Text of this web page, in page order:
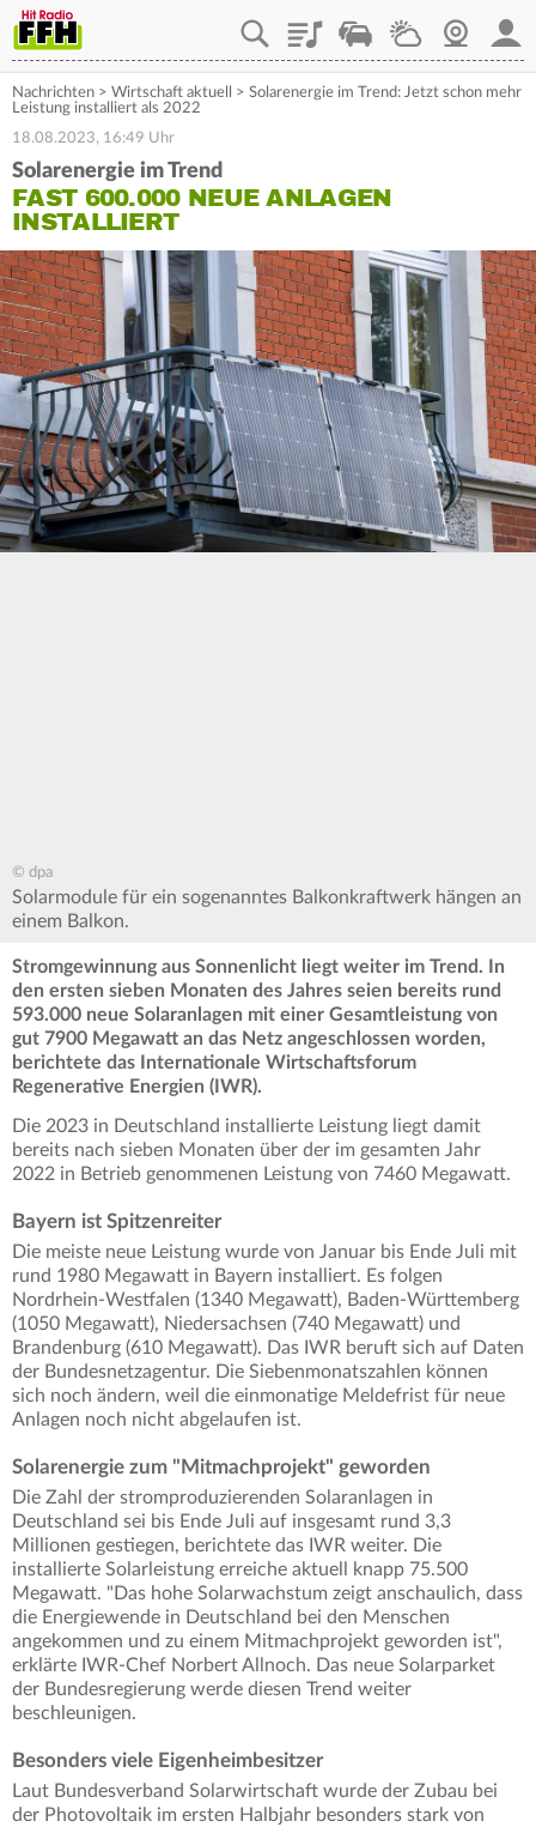
PlaylistStaupilotWetterWebcam
Nachrichten > Wirtschaft aktuell > Solarenergie im Trend: Jetzt schon mehr
Leistung installiert als 2022
18.08.2023, 16:49 Uhr
Solarenergie im Trend
FAST 600.000 NEUE ANLAGEN
INSTALLIERT
© dpa
Solarmodule für ein sogenanntes Balkonkraftwerk hängen an
einem Balkon.
Stromgewinnung aus Sonnenlicht liegt weiter im Trend. In
den ersten sieben Monaten des Jahres seien bereits rund
593.000 neue Solaranlagen mit einer Gesamtleistung von
gut 7900 Megawatt an das Netz angeschlossen worden,
berichtete das Internationale Wirtschaftsforum
Regenerative Energien (IWR).
Die 2023 in Deutschland installierte Leistung liegt damit
bereits nach sieben Monaten über der im gesamten Jahr
2022 in Betrieb genommenen Leistung von 7460 Megawatt.
Bayern ist Spitzenreiter
Die meiste neue Leistung wurde von Januar bis Ende Juli mit
rund 1980 Megawatt in Bayern installiert. Es folgen
Nordrhein-Westfalen (1340 Megawatt), Baden-Württemberg
(1050 Megawatt), Niedersachsen (740 Megawatt) und
Brandenburg (610 Megawatt). Das IWR beruft sich auf Daten
der Bundesnetzagentur. Die Siebenmonatszahlen können
sich noch ändern, weil die einmonatige Meldefrist für neue
Anlagen noch nicht abgelaufen ist.
Solarenergie zum "Mitmachprojekt" geworden
Die Zahl der stromproduzierenden Solaranlagen in
Deutschland sei bis Ende Juli auf insgesamt rund 3,3
Millionen gestiegen, berichtete das IWR weiter. Die
installierte Solarleistung erreiche aktuell knapp 75.500
Megawatt. "Das hohe Solarwachstum zeigt anschaulich, dass
die Energiewende in Deutschland bei den Menschen
angekommen und zu einem Mitmachprojekt geworden ist",
erklärte IWR-Chef Norbert Allnoch. Das neue Solarparket
der Bundesregierung werde diesen Trend weiter
beschleunigen.
Besonders viele Eigenheimbesitzer
Laut Bundesverband Solarwirtschaft wurde der Zubau bei
der Photovoltaik im ersten Halbjahr besonders stark von